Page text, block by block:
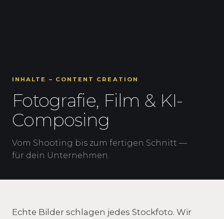
INHALTE – CONTENT CREATION
Fotografie, Film & KI-
Composing
Vom Shooting bis zum fertigen Schnitt —
für dein Unternehmen.
Echte Bilder schlagen jedes Stockfoto. Wir